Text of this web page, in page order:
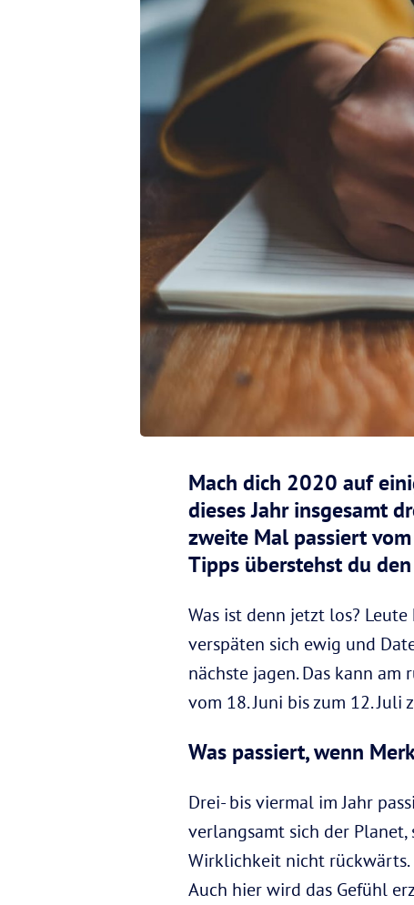
Mach dich 2020 auf
dieses Jahr insgesamt
zweite Mal passiert
Tipps überstehst du
Was ist denn jetzt los?
verspäten sich ewig und
nächste jagen. Das kann
vom 18. Juni bis zum 12. Juli
Was passiert, wenn
Drei- bis viermal im Jahr
verlangsamt sich der
Wirklichkeit nicht rückwärts.
Auch hier wird das Gefühl